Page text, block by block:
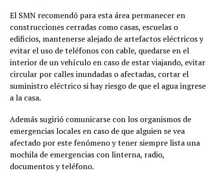
El SMN recomendó para esta área permanecer en
construcciones cerradas como casas, escuelas o
edificios, mantenerse alejado de artefactos eléctricos y
evitar el uso de teléfonos con cable, quedarse en el
interior de un vehículo en caso de estar viajando, evitar
circular por calles inundadas o afectadas, cortar el
suministro eléctrico si hay riesgo de que el agua ingrese
a la casa.
Además sugirió comunicarse con los organismos de
emergencias locales en caso de que alguien se vea
afectado por este fenómeno y tener siempre lista una
mochila de emergencias con linterna, radio,
documentos y teléfono.